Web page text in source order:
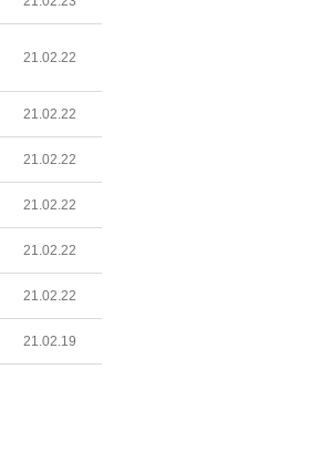
21.02.22
21.02.22
21.02.22
21.02.22
21.02.22
21.02.22
21.02.19